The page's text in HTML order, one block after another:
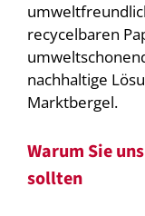
recycelbaren
nachhaltige
Marktbergel.
Warum Sie
sollten